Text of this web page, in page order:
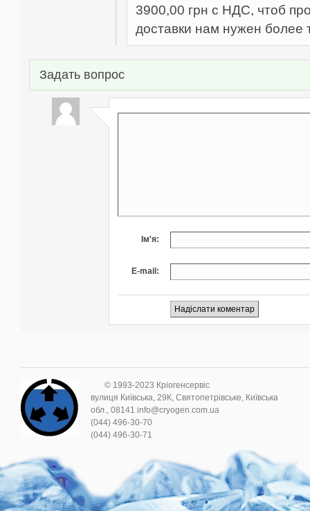
3900,00 грн с НДС, чтоб
доставки нам нужен более
Задать вопрос
Ім'я:
E-mail:
© 1993-2023 Кріогенсервіс
вулиця Київська, 29К, Святопетрівське, Київська
обл., 08141 info@cryogen.com.ua
(044) 496-30-70
(044) 496-30-71